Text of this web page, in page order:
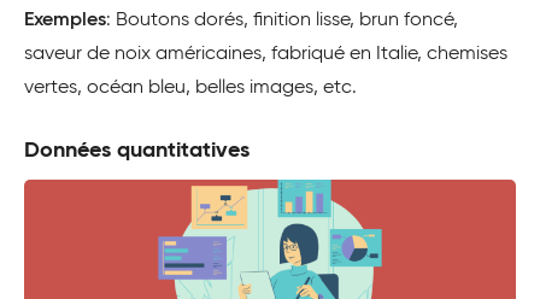
Exemples: Boutons dorés, finition lisse, brun foncé,
saveur de noix américaines, fabriqué en Italie, chemises
vertes, océan bleu, belles images, etc.
Données quantitatives